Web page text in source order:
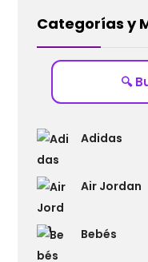
Categorías y
Adidas
Air Jordan
Bebés